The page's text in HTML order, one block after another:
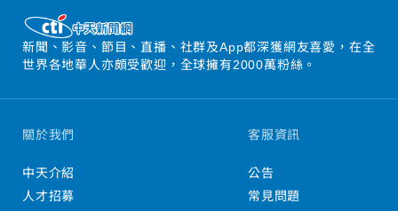
新聞、影音、節目、直播、社群及App都深獲網友喜愛，在全
世界各地華人亦頗受歡迎，全球擁有2000萬粉絲。
關於我們
中天介紹
人才招募
客服資訊
公告
常見問題